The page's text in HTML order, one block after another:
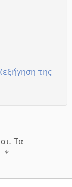
της
Τα
*